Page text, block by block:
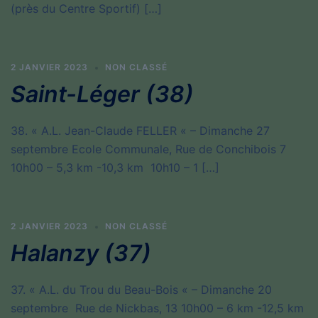
(près du Centre Sportif) […]
2 JANVIER 2023 NON CLASSÉ
Saint-Léger (38)
38. « A.L. Jean-Claude FELLER « – Dimanche 27
septembre Ecole Communale, Rue de Conchibois 7
10h00 – 5,3 km -10,3 km 10h10 – 1 […]
2 JANVIER 2023 NON CLASSÉ
Halanzy (37)
37. « A.L. du Trou du Beau-Bois « – Dimanche 20
septembre Rue de Nickbas, 13 10h00 – 6 km -12,5 km